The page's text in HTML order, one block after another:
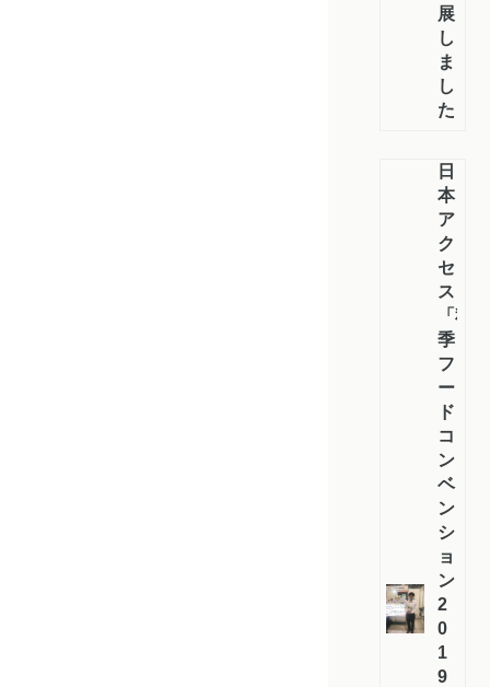
展
し
ま
し
た
日
本
ア
ク
セ
ス
「秋
季
フ
ー
ド
コ
ン
ベ
ン
シ
ョ
ン
2
0
1
9